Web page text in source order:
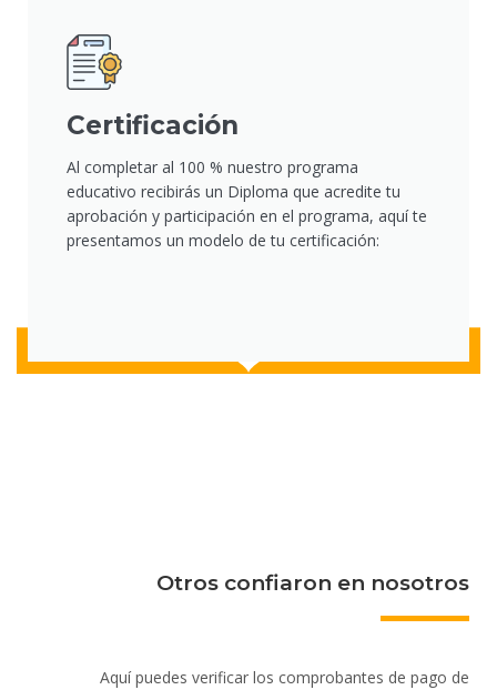
Certificación
Al completar al 100 % nuestro programa
educativo recibirás un Diploma que acredite tu
aprobación y participación en el programa, aquí te
presentamos un modelo de tu certificación:
Otros confiaron en nosotros
Aquí puedes verificar los comprobantes de pago de